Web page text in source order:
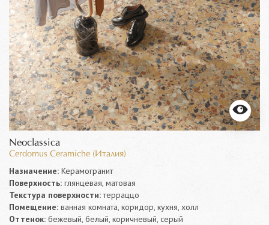
Neoclassica
Cerdomus Ceramiche (Италия)
Назначение: Керамогранит
Поверхность: глянцевая, матовая
Текстура поверхности:терраццо
Помещение: ванная комната, коридор, кухня, холл
Оттенок: бежевый, белый, коричневый, серый